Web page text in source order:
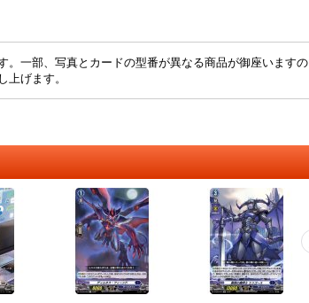
一部、写真とカードの型番が異なる商品が御座いますの
げます。